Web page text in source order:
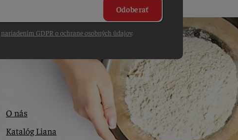
Odoberať
nariadením GDPR o ochrane osobných údajov.
O nás
Katalóg Liana